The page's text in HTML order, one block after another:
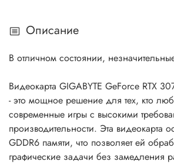
Описание
В отличном состоянии,
Видеокарта GIGABYTE GeForce RTX
- это мощное решение для тех, кто
современные игры с высокими
производительности. Эта видеокарта
GDDR6 памяти, что позволяет ей
графические задачи без замедления